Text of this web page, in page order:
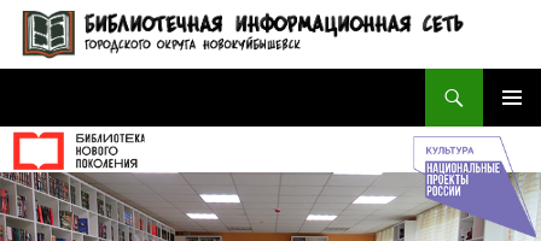
БИБЛИОТЕЧНАЯ ИНФОРМАЦИОННАЯ СЕТЬ городского округа Новокуйбышевск
МЕНЮ
К
СОДЕРЖИМОМУ